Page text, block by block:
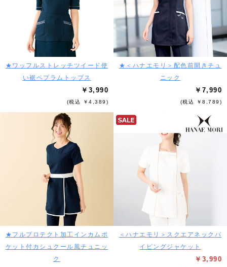
★ワッフルストレッチツイード使
い裾ペプラムトップス
￥3,990
(税込 ￥4,389)
★＜ハナエモリ＞配色前開きチュ
ニック
￥7,990
(税込 ￥8,789)
★フルプロテクト加工インカムポ
ケット付カシュクール風チュニッ
ク
＜ハナエモリ＞スクエアネックパ
イピングジャケット
￥3,990